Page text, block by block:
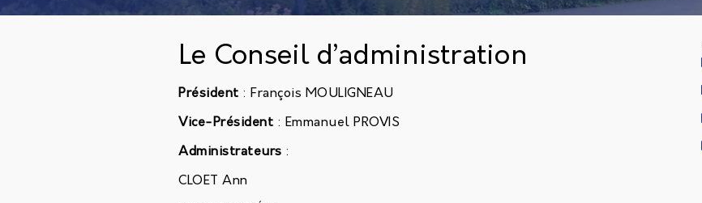
Le Conseil d’administration
Président : François MOULIGNEAU
Vice-Président : Emmanuel PROVIS
Administrateurs :
CLOET Ann